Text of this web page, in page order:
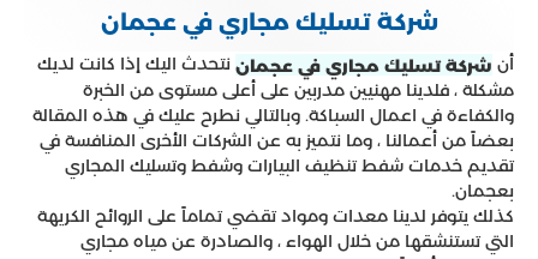
شركة تسليك مجاري في عجمان
أن شركة تسليك مجاري في عجمان نتحدث اليك إذا كانت لديك
مشكلة ، فلدينا مهنيين مدربين على أعلى مستوى من الخبرة
والكفاءة في اعمال السباكة. وبالتالي نطرح عليك في هذه المقالة
بعضاً من أعمالنا ، وما نتميز به عن الشركات الأخرى المنافسة في
تقديم خدمات شفط تنظيف البيارات وشفط وتسليك المجاري
بعجمان.
كذلك يتوفر لدينا معدات ومواد تقضي تماماً على الروائح الكريهة
التي تستنشقها من خلال الهواء ، والصادرة عن مياه مجاري